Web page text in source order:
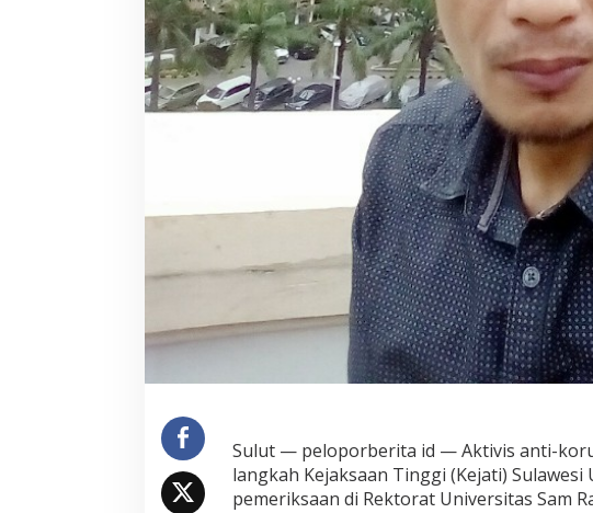
Sulut — peloporberita id — Aktivis anti-
langkah Kejaksaan Tinggi (Kejati)
pemeriksaan di Rektorat Universitas Sam